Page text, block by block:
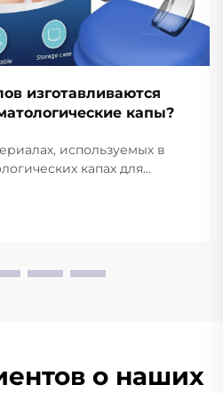
изготавливаются
капы?
используемых в
капах для
характеристики.
о наших